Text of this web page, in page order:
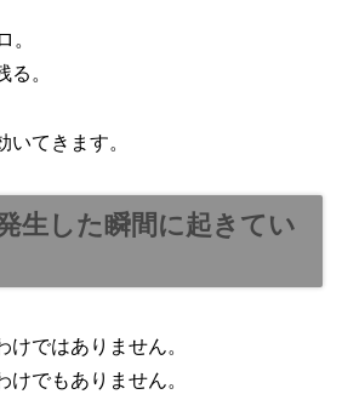
。
。
いてきます。
生した瞬間に起きてい
けではありません。
でもありません。